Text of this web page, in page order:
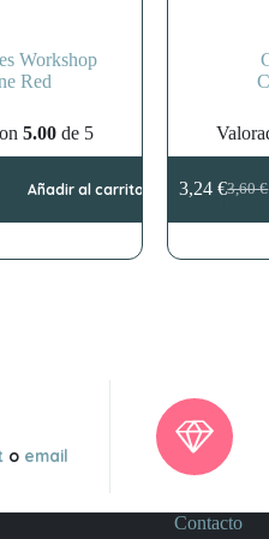
Workshop
Red
5.00de 5
Añadir al carrito 3,60€
El
precio
era:
3,24€El
precio
es:
o email
Contacto